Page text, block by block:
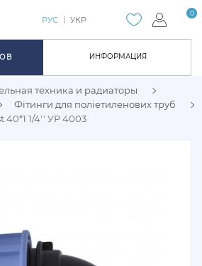
ИНФОРМАЦИЯ
0
РУС УКР
техника и радиаторы
Фітинги для поліетиленових труб
40*1 1/4'' УР 4003